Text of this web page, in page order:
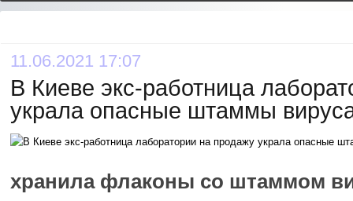
11.06.2021 17:07
В Киеве экс-работница
украла опасные штаммы
хранила флаконы со штаммом